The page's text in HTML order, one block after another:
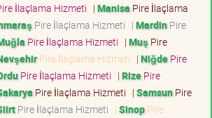
İlaçlama Hizmeti | Manisa Pire İlaçlama
Pire İlaçlama Hizmeti | MardinPire
Pire İlaçlama Hizmeti | Muş Pire
Pire İlaçlama Hizmeti | NiğdePire
Pire İlaçlama Hizmeti | RizePire
Pire İlaçlama Hizmeti | SamsunPire
Pire İlaçlama Hizmeti | SinopPire